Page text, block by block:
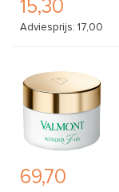
15,30
Adviesprijs: 17,00
69,70